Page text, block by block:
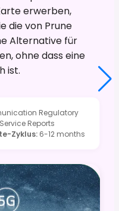
erwerben,
die von Prune
Alternative für
ohne dass eine
ist.
Regulatory
Reports
Zyklus: 6-12 months